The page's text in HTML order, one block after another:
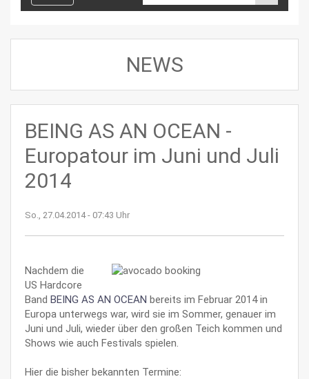
navigation
NEWS
BEING AS AN OCEAN -
Europatour im Juni und Juli
2014
So., 27.04.2014 - 07:43 Uhr
Nachdem die
US Hardcore
Band BEING AS AN OCEAN bereits im Februar 2014 in
Europa unterwegs war, wird sie im Sommer, genauer im
Juni und Juli, wieder über den großen Teich kommen und
Shows wie auch Festivals spielen.
Hier die bisher bekannten Termine: